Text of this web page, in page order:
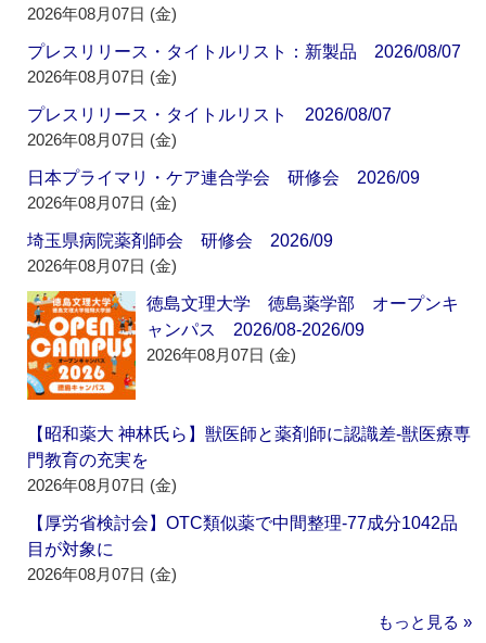
2026年08月07日 (金)
プレスリリース・タイトルリスト：新製品 2026/08/07
2026年08月07日 (金)
プレスリリース・タイトルリスト 2026/08/07
2026年08月07日 (金)
日本プライマリ・ケア連合学会 研修会 2026/09
2026年08月07日 (金)
埼玉県病院薬剤師会 研修会 2026/09
2026年08月07日 (金)
徳島文理大学 徳島薬学部 オープンキ
ャンパス 2026/08-2026/09
2026年08月07日 (金)
【昭和薬大 神林氏ら】獣医師と薬剤師に認識差‐獣医療専
門教育の充実を
2026年08月07日 (金)
【厚労省検討会】OTC類似薬で中間整理‐77成分1042品
目が対象に
2026年08月07日 (金)
もっと見る »